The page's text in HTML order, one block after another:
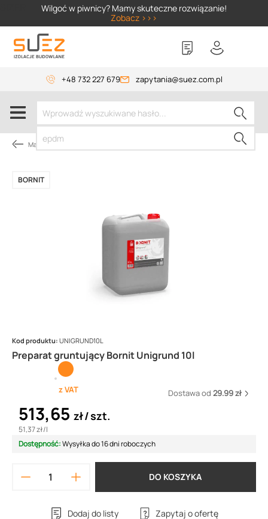
Wilgoć w piwnicy? Mamy skuteczne rozwiązanie!
Zobacz >>>
+48 732 227 679 zapytania@suez.com.pl
Masy bitumiczne
Preparat gruntujący Bornit Unigrund 10l
BORNIT
Kod produktu: UNIGRUND10L
z VAT Dostawa od 29.99 zł
513,65 zł szt.
51,37 zł/l
Dostępność:Wysyłka do 16 dni roboczych
DO KOSZYKA
Dodaj do listy Zapytaj o ofertę